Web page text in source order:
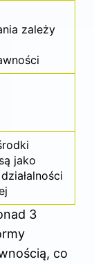
zależy
jako
3
co